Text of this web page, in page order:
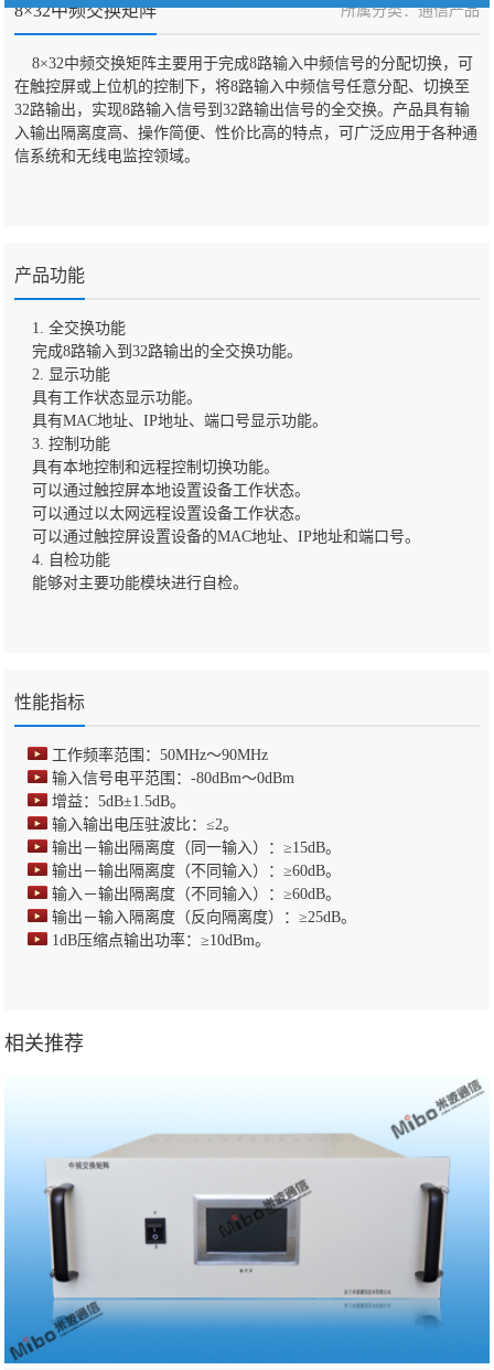
8×32中频交换矩阵 所属分类：通信产品
8×32中频交换矩阵主要用于完成8路输入中频信号的分配切换，可
在触控屏或上位机的控制下，将8路输入中频信号任意分配、切换至
32路输出，实现8路输入信号到32路输出信号的全交换。产品具有输
入输出隔离度高、操作简便、性价比高的特点，可广泛应用于各种通
信系统和无线电监控领域。
产品功能
1. 全交换功能
完成8路输入到32路输出的全交换功能。
2. 显示功能
具有工作状态显示功能。
具有MAC地址、IP地址、端口号显示功能。
3. 控制功能
具有本地控制和远程控制切换功能。
可以通过触控屏本地设置设备工作状态。
可以通过以太网远程设置设备工作状态。
可以通过触控屏设置设备的MAC地址、IP地址和端口号。
4. 自检功能
能够对主要功能模块进行自检。
性能指标
工作频率范围：50MHz～90MHz
输入信号电平范围：-80dBm～0dBm
增益：5dB±1.5dB。
输入输出电压驻波比：≤2。
输出－输出隔离度（同一输入）：≥15dB。
输出－输出隔离度（不同输入）：≥60dB。
输入－输出隔离度（不同输入）：≥60dB。
输出－输入隔离度（反向隔离度）：≥25dB。
1dB压缩点输出功率：≥10dBm。
相关推荐